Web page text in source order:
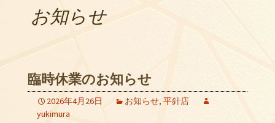
お知らせ
臨時休業のお知らせ
2026年4月26日 お知らせ, 平針店
yukimura